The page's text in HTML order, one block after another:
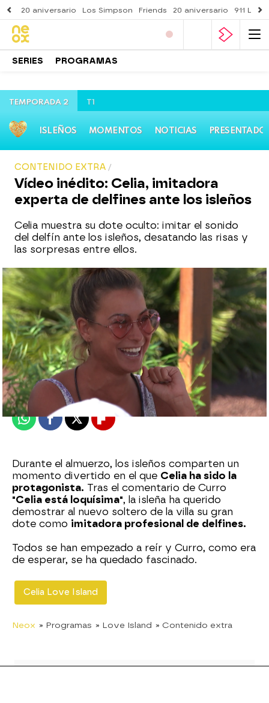
20 aniversario Los Simpson Friends 20 aniversario 911
SERIES PROGRAMAS
TEMPORADA 2 T1
ISLEÑOS MOMENTOS NOTICIAS
CONTENIDO EXTRA
Vídeo inédito: Celia, imitadora
experta de delfines ante los isleños
Celia muestra su dote oculto: imitar el sonido
del delfín ante los isleños, desatando las risas y
las sorpresas entre ellos.
neox
Madrid
Publicado:22 de abril de 2021, 22:54
WhatsappFacebook
X Flipboard
Durante el almuerzo, los isleños comparten un
momento divertido en el que Celia ha sido la
protagonista. Tras el comentario de Curro
"Celia está loquísima", la isleña ha querido
demostrar al nuevo soltero de la villa su gran
dote como imitadora profesional de delfines.
Todos se han empezado a reír y Curro, como era
de esperar, se ha quedado fascinado.
Celia Love Island
Neox » Programas » Love Island » Contenido extra